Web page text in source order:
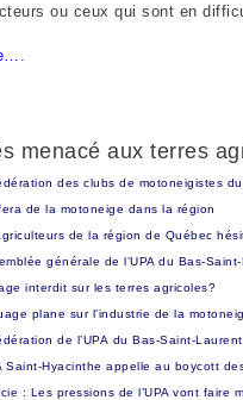
ou ceux qui sont en
menacé aux terres
des clubs de motoneigistes
de la motoneige dans la région
de la région de Québec
générale de l’UPA du Bas-
interdit sur les terres agricoles?
plane sur l’industrie de la
de l’UPA du Bas-Saint-
Saint-Hyacinthe appelle au boycott
: Les pressions de l’UPA vont faire